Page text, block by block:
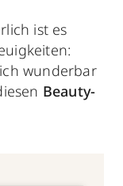
ist es
wunderbar
Beauty-